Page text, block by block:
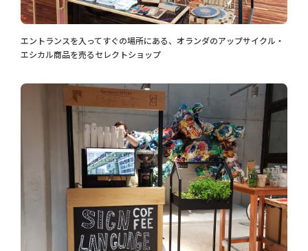
エントランスを入ってすぐの場所にある、オランダのアップサイクル・
エシカル商品を売るセレクトショップ